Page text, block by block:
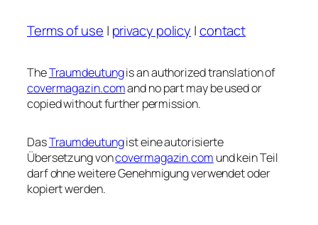
Terms of use | privacy policy |contact
TheTraumdeutungis an authorized translation of
covermagazin.comand no part may be used or
copied without further permission.
DasTraumdeutungist eine autorisierte
Übersetzung voncovermagazin.com und kein Teil
darf ohne weitere Genehmigung verwendet oder
kopiert werden.